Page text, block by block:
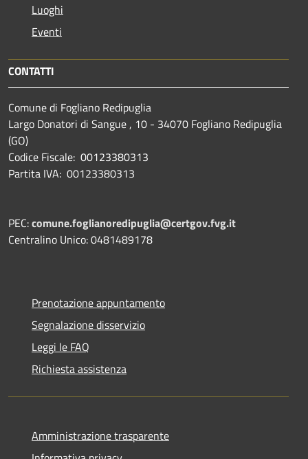
Luoghi
Eventi
CONTATTI
Comune di Fogliano Redipuglia
Largo Donatori di Sangue , 10 - 34070 Fogliano Redipuglia
(GO)
Codice Fiscale: 00123380313
Partita IVA: 00123380313
PEC:comune.foglianoredipuglia@certgov.fvg.it
Centralino Unico: 0481489178
Prenotazione appuntamento
Segnalazione disservizio
Leggi le FAQ
Richiesta assistenza
Amministrazione trasparente